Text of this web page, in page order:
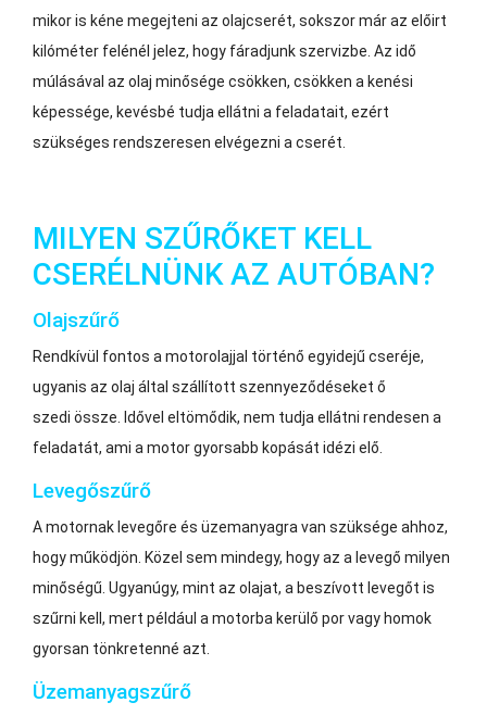
mikor is kéne megejteni az olajcserét, sokszor már az előirt
kilóméter felénél jelez, hogy fáradjunk szervizbe. Az idő
múlásával az olaj minősége csökken, csökken a kenési
képessége, kevésbé tudja ellátni a feladatait, ezért
szükséges rendszeresen elvégezni a cserét.
MILYEN SZŰRŐKET KELL
CSERÉLNÜNK AZ AUTÓBAN?
Olajszűrő
Rendkívül fontos a motorolajjal történő egyidejű cseréje,
ugyanis az olaj által szállított szennyeződéseket ő
szedi össze. Idővel eltömődik, nem tudja ellátni rendesen a
feladatát, ami a motor gyorsabb kopását idézi elő.
Levegőszűrő
A motornak levegőre és üzemanyagra van szüksége ahhoz,
hogy működjön. Közel sem mindegy, hogy az a levegő milyen
minőségű. Ugyanúgy, mint az olajat, a beszívott levegőt is
szűrni kell, mert például a motorba kerülő por vagy homok
gyorsan tönkretenné azt.
Üzemanyagszűrő